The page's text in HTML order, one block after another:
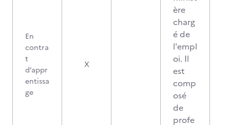
En
contra
t
d’appr
entissa
ge
X
ère
charg
é de
l'empl
oi. Il
est
comp
osé
de
profe